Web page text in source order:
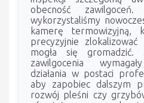
obecność
wykorzystaliśmy
kamerę termowizyjną,
precyzyjnie
mogła się gromadzić.
zawilgocenia
działania w postaci
aby zapobiec dalszym
rozwój pleśni czy